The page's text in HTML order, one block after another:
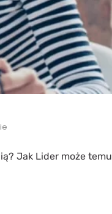
Jak Lider może temu